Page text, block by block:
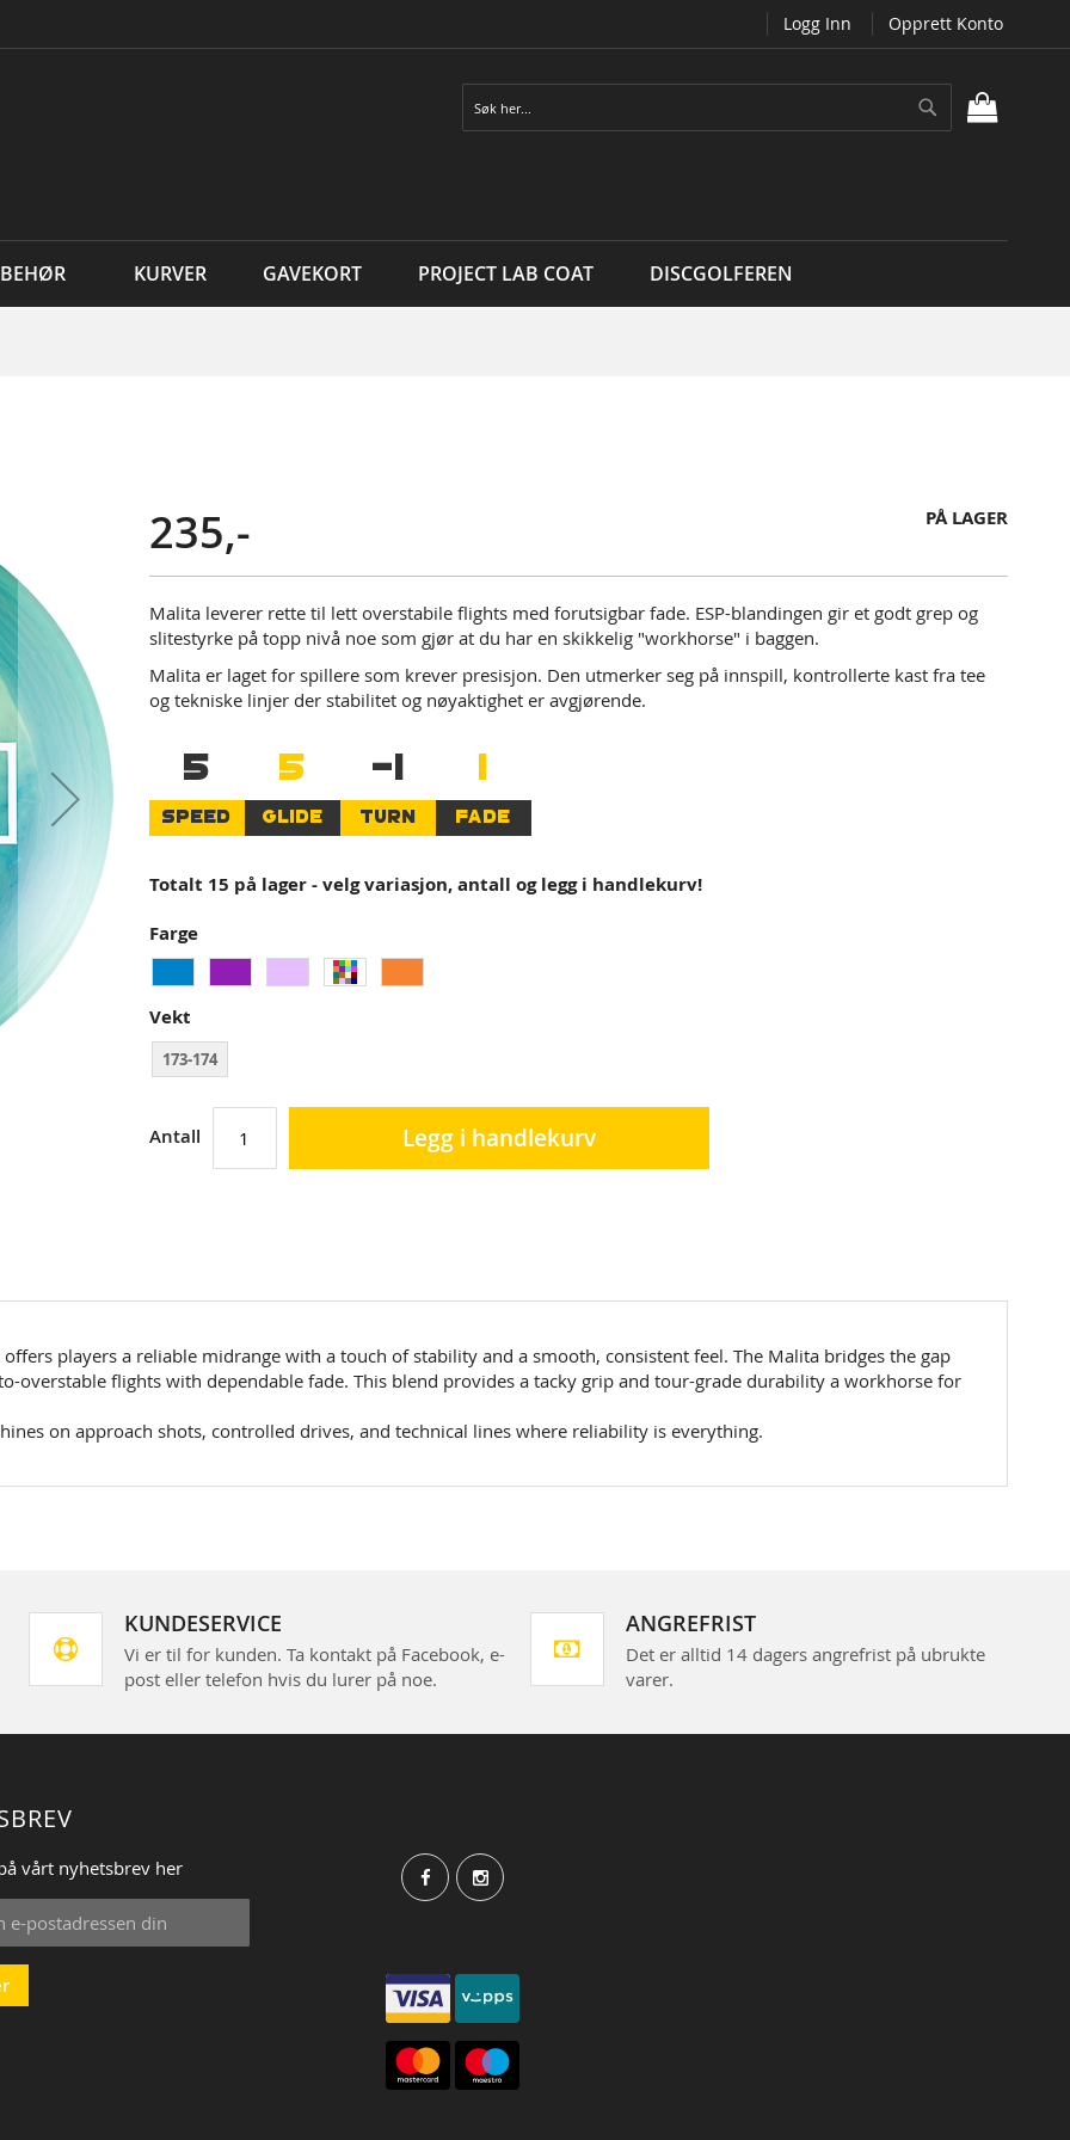
Logg Inn Opprett Konto
Søk
KURVER GAVEKORT PROJECT LAB COAT DISCGOLFEREN
235,- PÅ LAGER
Malita leverer rette til lett overstabile flights med forutsigbar fade. ESP-blandingen gir et godt grep og
slitestyrke på topp nivå noe som gjør at du har en skikkelig "workhorse" i baggen.
Malita er laget for spillere som krever presisjon. Den utmerker seg på innspill, kontrollerte kast fra tee
og tekniske linjer der stabilitet og nøyaktighet er avgjørende.
5
SPEED
5
GLIDE
-1
TURN
1
FADE
Totalt 15 på lager - velg variasjon, antall og legg i handlekurv!
Farge
Vekt
173-174
Antall Legg i handlekurv
players a reliable midrange with a touch of stability and a smooth, consistent feel. The Malita bridges the gap
overstable flights with dependable fade. This blend provides a tacky grip and tour-grade durability a workhorse for
on approach shots, controlled drives, and technical lines where reliability is everything.
KUNDESERVICE
Vi er til for kunden. Ta kontakt på Facebook, e-
post eller telefon hvis du lurer på noe.
ANGREFRIST
Det er alltid 14 dagers angrefrist på ubrukte
varer.
vårt nyhetsbrev her